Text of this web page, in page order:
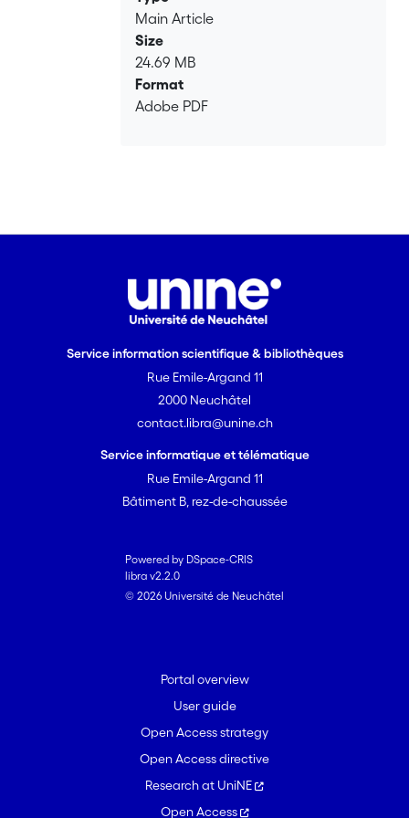
Main Article
Size
24.69 MB
Format
Adobe PDF
Service information scientifique & bibliothèques
Rue Emile-Argand 11
2000 Neuchâtel
contact.libra@unine.ch
Service informatique et télématique
Rue Emile-Argand 11
Bâtiment B, rez-de-chaussée
Powered by DSpace-CRIS
libra v2.2.0
© 2026 Université de Neuchâtel
Portal overview
User guide
Open Access strategy
Open Access directive
Research at UniNE
Open Access